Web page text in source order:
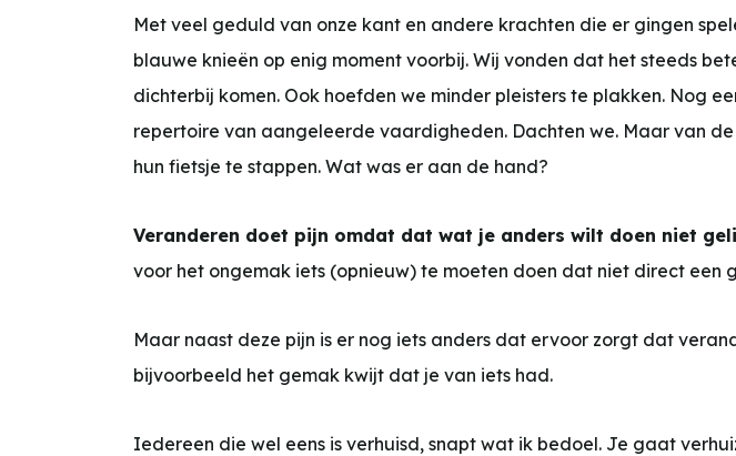
Met veel geduld van onze kant en andere krachten die er gingen
blauwe knieën op enig moment voorbij. Wij vonden dat het steeds
dichterbij komen. Ook hoefden we minder pleisters te plakken. Nog
repertoire van aangeleerde vaardigheden. Dachten we. Maar van
hun fietsje te stappen. Wat was er aan de hand?
Veranderen doet pijn omdat dat wat je anders wilt doen niet
voor het ongemak iets (opnieuw) te moeten doen dat niet direct een
Maar naast deze pijn is er nog iets anders dat ervoor zorgt dat
bijvoorbeeld het gemak kwijt dat je van iets had.
Iedereen die wel eens is verhuisd, snapt wat ik bedoel. Je gaat